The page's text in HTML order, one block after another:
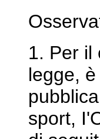
1. Per il
legge,
sport,